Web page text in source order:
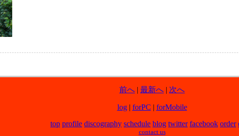
前へ | 最新へ | 次へ
log| forPC | forMobile
top profile discography schedule blog twitter facebook order
contact us